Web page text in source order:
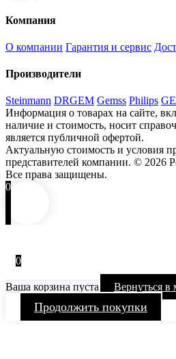
Компания
О компании Гарантия и сервис
Производители
Steinmann DRGEM Gemss Philips
Информация о товарах на сайте,
наличие и стоимость, носит
является публичной офертой.
Актуальную стоимость и условия
представителей компании. © 2026
Все права защищены.
0
0
Ваша корзина пуста Вернуться в
Продолжить покупки